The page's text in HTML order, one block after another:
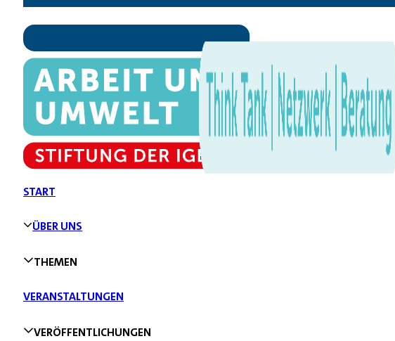
START
ÜBER UNS
THEMEN
VERANSTALTUNGEN
VERÖFFENTLICHUNGEN